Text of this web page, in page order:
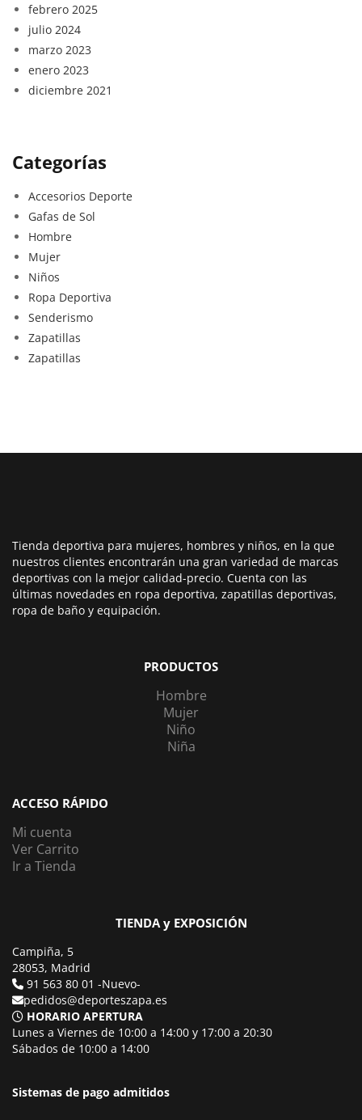
febrero 2025
julio 2024
marzo 2023
enero 2023
diciembre 2021
Categorías
Accesorios Deporte
Gafas de Sol
Hombre
Mujer
Niños
Ropa Deportiva
Senderismo
Zapatillas
Zapatillas
Tienda deportiva para mujeres, hombres y niños, en la que
nuestros clientes encontrarán una gran variedad de marcas
deportivas con la mejor calidad-precio. Cuenta con las
últimas novedades en ropa deportiva, zapatillas deportivas,
ropa de baño y equipación.
PRODUCTOS
Hombre
Mujer
Niño
Niña
ACCESO RÁPIDO
Mi cuenta
Ver Carrito
Ir a Tienda
TIENDA y EXPOSICIÓN
Campiña, 5
28053, Madrid
91 563 80 01 -Nuevo-
pedidos@deporteszapa.es
HORARIO APERTURA
Lunes a Viernes de 10:00 a 14:00 y 17:00 a 20:30
Sábados de 10:00 a 14:00
Sistemas de pago admitidos